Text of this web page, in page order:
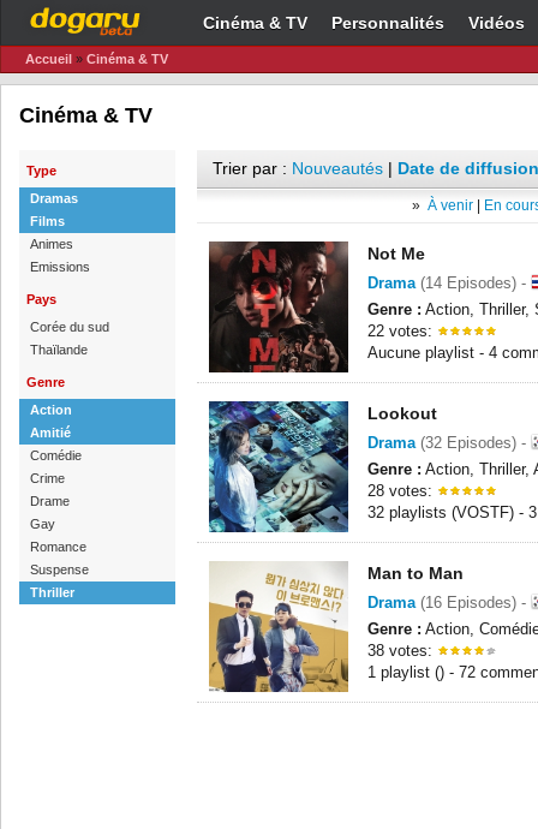
Cinéma & TV Personnalités Vidéos
Accueil » Cinéma & TV
Cinéma & TV
Type
Dramas
Films
Animes
Emissions
Pays
Corée du sud
Thaïlande
Genre
Action
Amitié
Comédie
Crime
Drame
Gay
Romance
Suspense
Thriller
Trier par : Nouveautés | Date de
» À venir En
Not Me
Drama(14 Episodes) -
Genre : Action, Thriller,
22 votes:
Aucune playlist - 4
Lookout
Drama(32 Episodes) -
Genre : Action, Thriller,
28 votes:
32 playlists (VOSTF) -
Man to Man
Drama(16 Episodes) -
Genre : Action,
38 votes:
1 playlist () - 72